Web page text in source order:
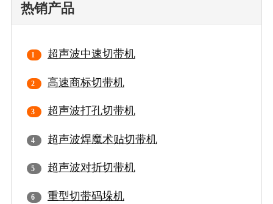
热销产品
超声波中速切带机
高速商标切带机
超声波打孔切带机
超声波焊魔术贴切带机
超声波对折切带机
重型切带码垛机